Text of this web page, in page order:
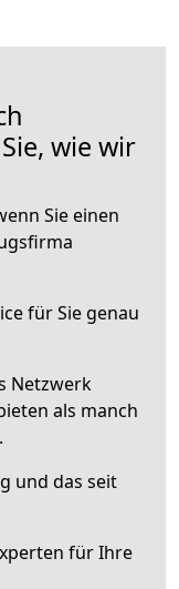
wie wir
Sie einen
für Sie genau
Netzwerk
als manch
und das seit
für Ihre